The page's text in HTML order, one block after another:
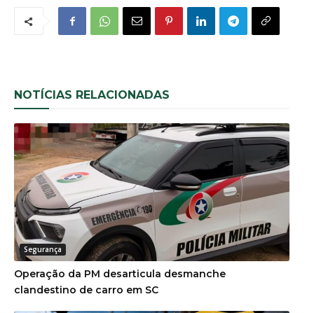
NOTÍCIAS RELACIONADAS
Segurança
Operação da PM desarticula desmanche
clandestino de carro em SC